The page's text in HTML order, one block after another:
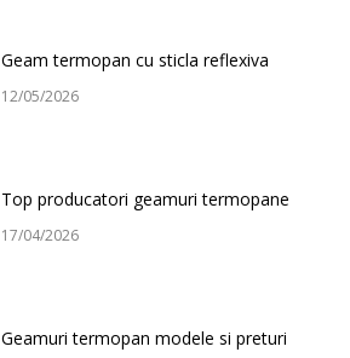
Geam termopan cu sticla reflexiva
12/05/2026
Top producatori geamuri termopane
17/04/2026
Geamuri termopan modele si preturi